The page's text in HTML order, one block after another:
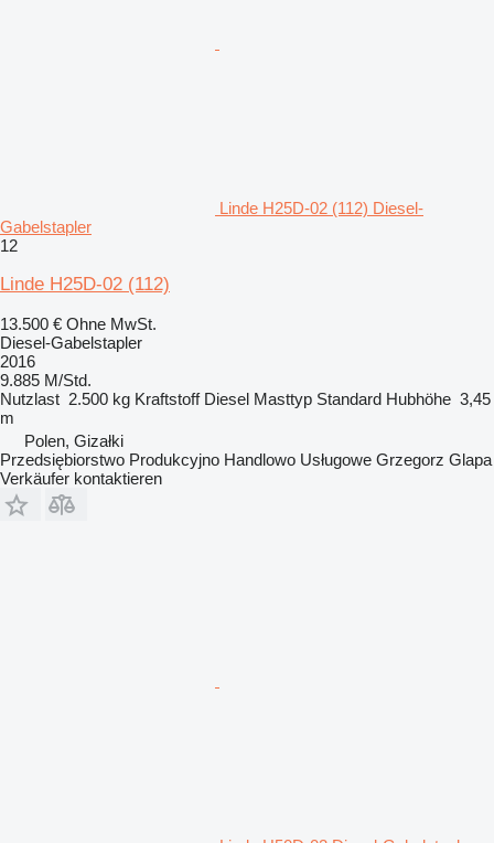
Linde H25D-02 (112) Diesel-
Gabelstapler
12
Linde H25D-02 (112)
13.500 € Ohne MwSt.
Diesel-Gabelstapler
2016
9.885 M/Std.
Nutzlast 2.500 kg Kraftstoff Diesel Masttyp Standard Hubhöhe 3,45
m
Polen, Gizałki
Przedsiębiorstwo Produkcyjno Handlowo Usługowe Grzegorz Glapa
Verkäufer kontaktieren